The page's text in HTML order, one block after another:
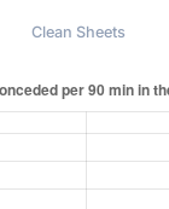
Clean Sheets